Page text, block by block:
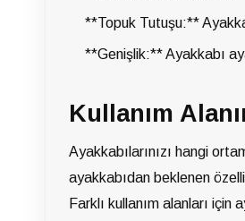
**Topuk Tutuşu:**
**Genişlik:** Ayakkabı
Kullanım
Ayakkabılarınızı hangi
ayakkabıdan beklenen
Farklı kullanım alanları